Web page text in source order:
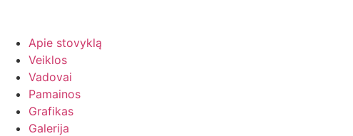
Apie stovyklą
Veiklos
Vadovai
Pamainos
Grafikas
Galerija